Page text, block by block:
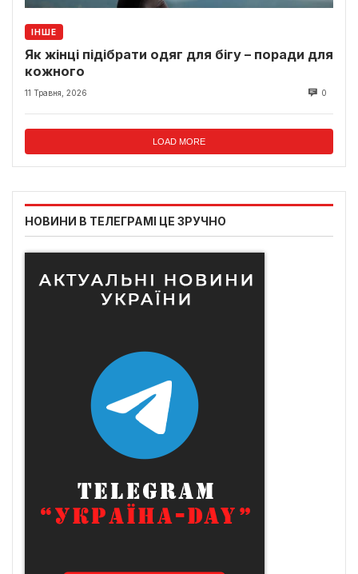
ІНШЕ
Як жінці підібрати одяг для бігу – поради для
кожного
11 Травня, 2026 0
LOAD MORE
НОВИНИ В ТЕЛЕГРАМІ ЦЕ ЗРУЧНО